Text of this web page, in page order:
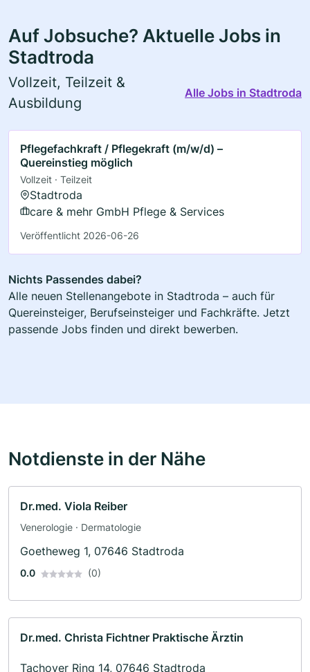
Auf Jobsuche? Aktuelle Jobs in
Stadtroda
Vollzeit, Teilzeit &
Ausbildung
Alle Jobs in Stadtroda
Pflegefachkraft / Pflegekraft (m/w/d) –
Quereinstieg möglich
Vollzeit · Teilzeit
Stadtroda
care & mehr GmbH Pflege & Services
Veröffentlicht 2026-06-26
Nichts Passendes dabei?
Alle neuen Stellenangebote in Stadtroda – auch für
Quereinsteiger, Berufseinsteiger und Fachkräfte. Jetzt
passende Jobs finden und direkt bewerben.
Notdienste in der Nähe
Dr.med. Viola Reiber
Venerologie · Dermatologie
Goetheweg 1, 07646 Stadtroda
0.0 (0)
Dr.med. Christa Fichtner Praktische Ärztin
Tachover Ring 14, 07646 Stadtroda